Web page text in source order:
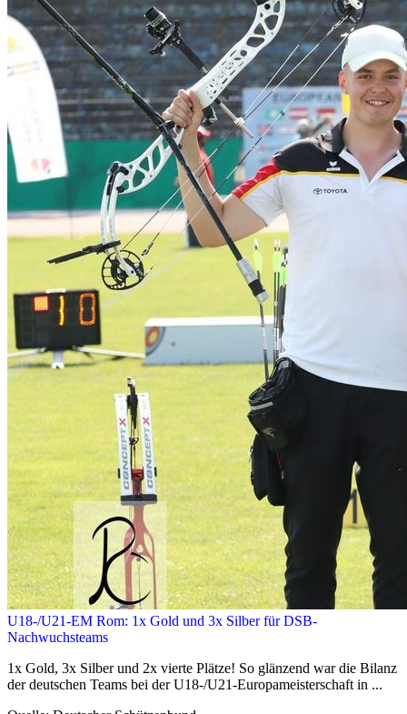
U18-/U21-EM Rom: 1x Gold und 3x Silber für DSB-
Nachwuchsteams
1x Gold, 3x Silber und 2x vierte Plätze! So glänzend war die Bilanz
der deutschen Teams bei der U18-/U21-Europameisterschaft in ...